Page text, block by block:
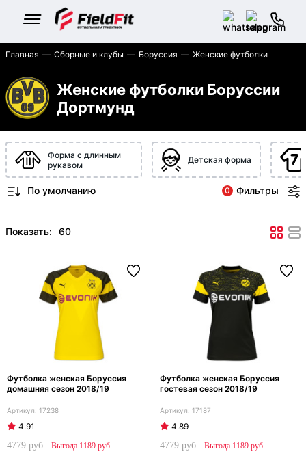
Главная Сборные и клубы Боруссия Женские футболки
Женские футболки Боруссии
Дортмунд
Форма с длинным
рукавом
Детская форма
0 Фильтры
Показать:
Футболка женская Боруссия
домашняя сезон 2018/19
17238
4.91
4779
1189
Футболка женская Боруссия
гостевая сезон 2018/19
17187
4.89
4779
1189